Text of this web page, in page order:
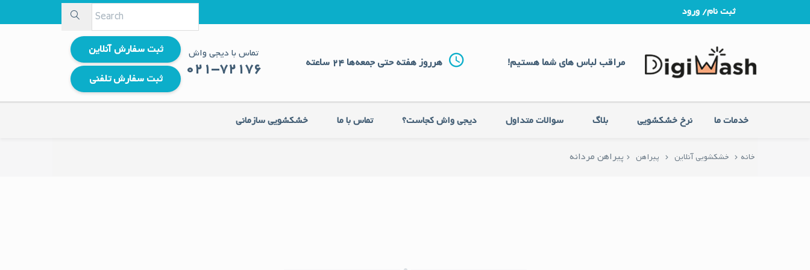
ثبت نام/ ورود
مراقب لباس های شما هستیم! هرروز هفته حتی جمعه‌ها 24 ساعته
تماس با دیجی واش
021-72176
ثبت سفارش آنلاین
ثبت سفارش تلفنی
خدمات ما نرخ خشکشویی بلاگ سوالات متداول دیجی واش کجاست؟ تماس با ما خشکشویی سازمانی
خانه خشکشویی آنلاین پیراهن پیراهن مردانه